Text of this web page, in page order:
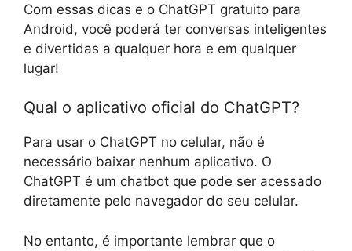
Com essas dicas e o ChatGPT gratuito para
Android, você poderá ter conversas inteligentes
e divertidas a qualquer hora e em qualquer
lugar!
Qual o aplicativo oficial do ChatGPT?
Para usar o ChatGPT no celular, não é
necessário baixar nenhum aplicativo. O
ChatGPT é um chatbot que pode ser acessado
diretamente pelo navegador do seu celular.
No entanto, é importante lembrar que o